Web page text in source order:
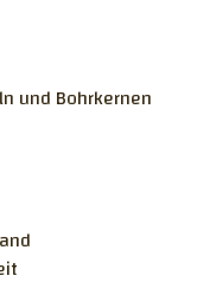
und Bohrkernen